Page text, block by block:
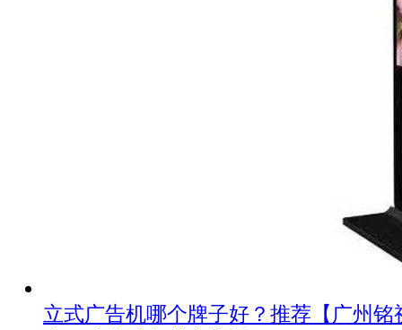
立式广告机哪个牌子好？推荐【广州铭